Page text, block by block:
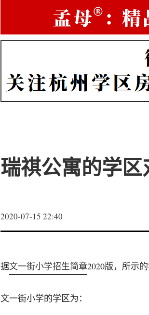
瑞祺公寓的学
2020-07-15 22:40
据文一街小学招生简章2020版，所示
文一街小学的学区为：